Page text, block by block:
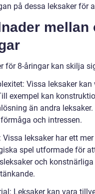
på dessa leksaker för
mellan
för 8-åringar kan skilja
Vissa leksaker
exempel kan
än andra
och intressen.
Vissa leksaker har ett
spel utformade för
och
Leksaker kan vara